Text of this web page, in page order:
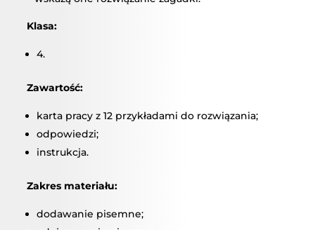
Klasa:
4.
Zawartość:
karta pracy z 12 przykładami do rozwiązania;
odpowiedzi;
instrukcja.
Zakres materiału:
dodawanie pisemne;